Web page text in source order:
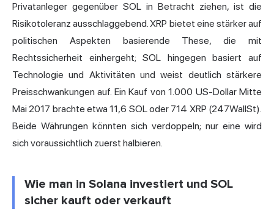
Privatanleger gegenüber SOL in Betracht ziehen, ist die
Risikotoleranz ausschlaggebend. XRP bietet eine stärker auf
politischen Aspekten basierende These, die mit
Rechtssicherheit einhergeht; SOL hingegen basiert auf
Technologie und Aktivitäten und weist deutlich stärkere
Preisschwankungen auf. Ein Kauf von 1.000 US-Dollar Mitte
Mai 2017 brachte etwa 11,6 SOL oder 714 XRP (247WallSt).
Beide Währungen könnten sich verdoppeln; nur eine wird
sich voraussichtlich zuerst halbieren.
Wie man in Solana investiert und SOL
sicher kauft oder verkauft